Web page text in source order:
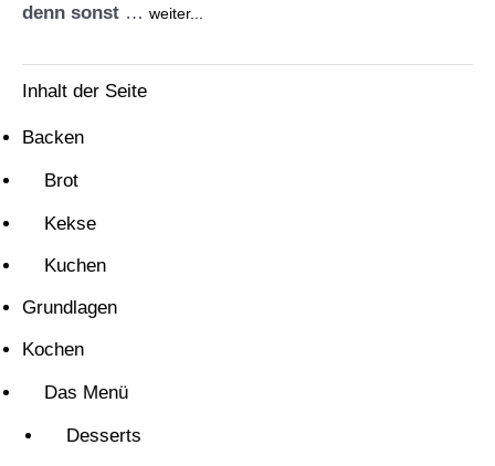
denn sonst … weiter...
Inhalt der Seite
Backen
Brot
Kekse
Kuchen
Grundlagen
Kochen
Das Menü
Desserts